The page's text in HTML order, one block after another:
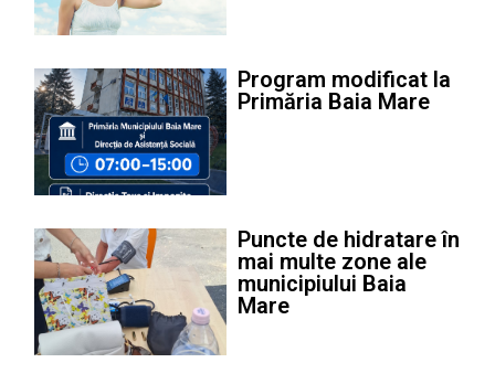
Program modificat la
Primăria Baia Mare
Puncte de hidratare în
mai multe zone ale
municipiului Baia
Mare